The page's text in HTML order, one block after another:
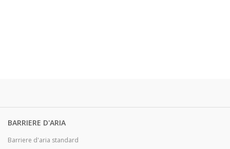
BARRIERE D'ARIA
Barriere d'aria standard